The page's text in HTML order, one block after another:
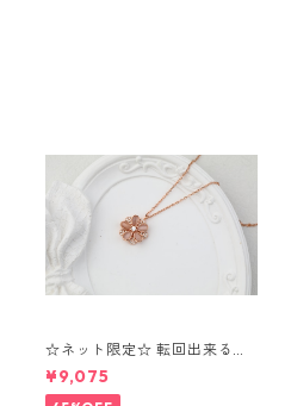
☆ネット限定☆ 転回出来る
花 ネックレス⁺ブレスレッ
ト OS7
¥9,075